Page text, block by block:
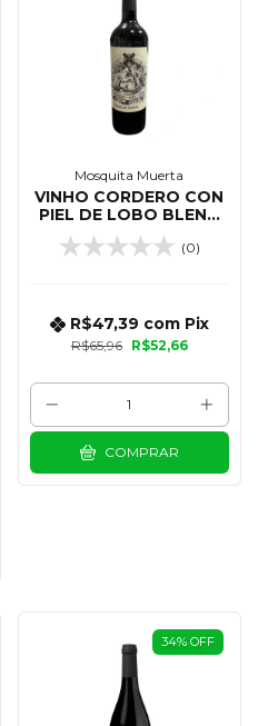
Mosquita Muerta
VINHO CORDERO CON
PIEL DE LOBO BLEND
DE TINTAS 750 ML
(0)
R$65,96 R$52,66
R$47,39 com Pix
COMPRAR
34% OFF